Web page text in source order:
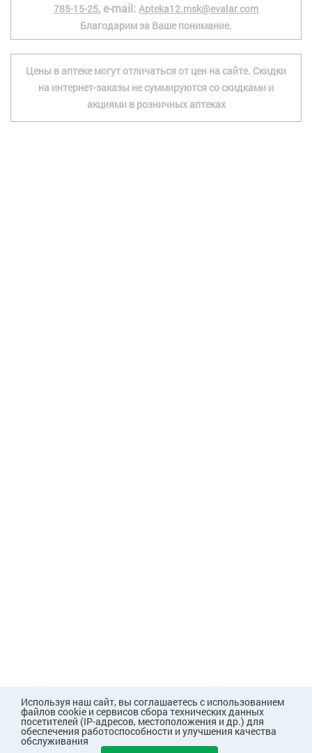
785-15-25, e-mail: Apteka12.msk@evalar.com
Благодарим за Ваше понимание.
Цены в аптеке могут отличаться от цен на сайте. Скидки
на интернет-заказы не суммируются со скидками и
акциями в розничных аптеках
Используя наш сайт, вы соглашаетесь с использованием
файлов cookie и сервисов сбора технических данных
посетителей (IP-адресов, местоположения и др.) для
обеспечения работоспособности и улучшения качества
обслуживания